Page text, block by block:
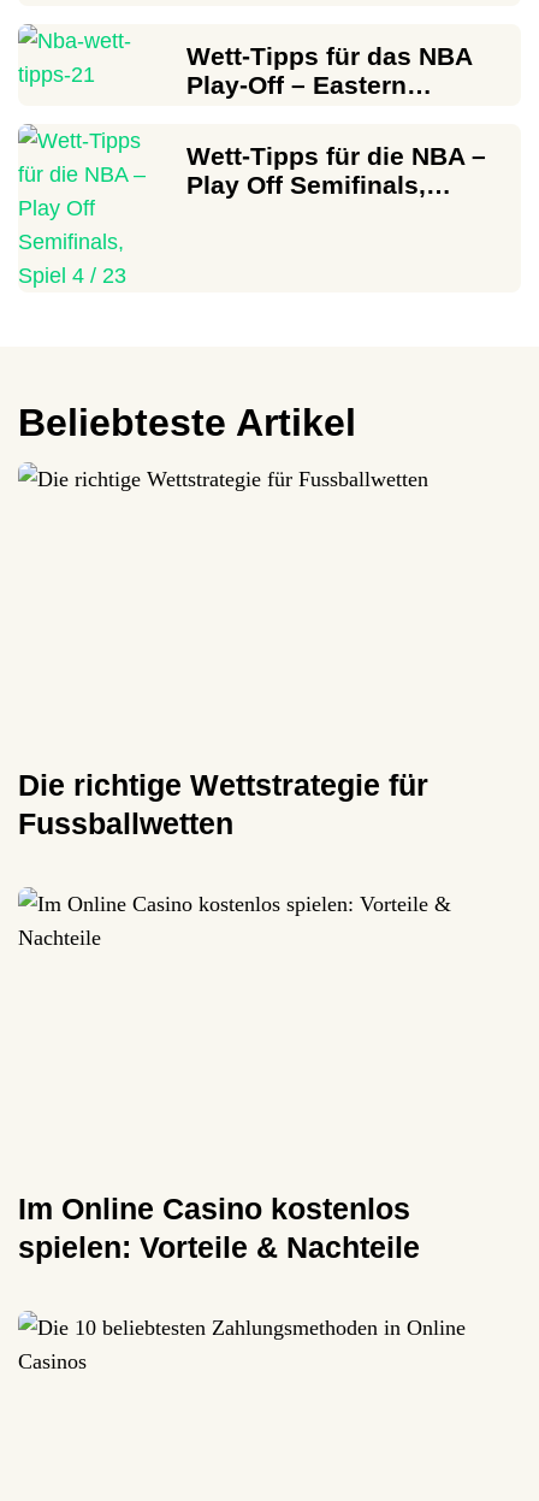
Wett-Tipps für das NBA
Play-Off – Eastern…
Wett-Tipps für die NBA –
Play Off Semifinals,…
Beliebteste Artikel
Die richtige Wettstrategie für
Fussballwetten
Im Online Casino kostenlos
spielen: Vorteile & Nachteile